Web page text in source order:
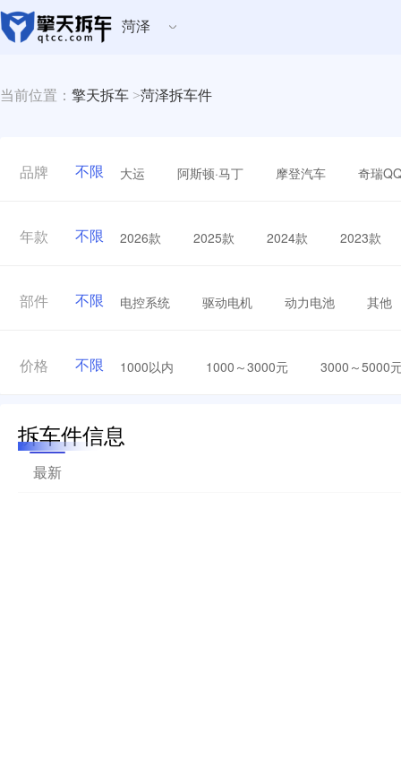
菏泽
当前位置： 擎天拆车 >菏泽拆车件
品牌 不限 大运 阿斯顿·马丁 摩登汽车 奇瑞
年款 不限 2026款 2025款 2024款 2023款
部件 不限 电控系统 驱动电机 动力电池 其他
价格 不限 1000以内 1000～3000元 3000～5000
拆车件信息
最新